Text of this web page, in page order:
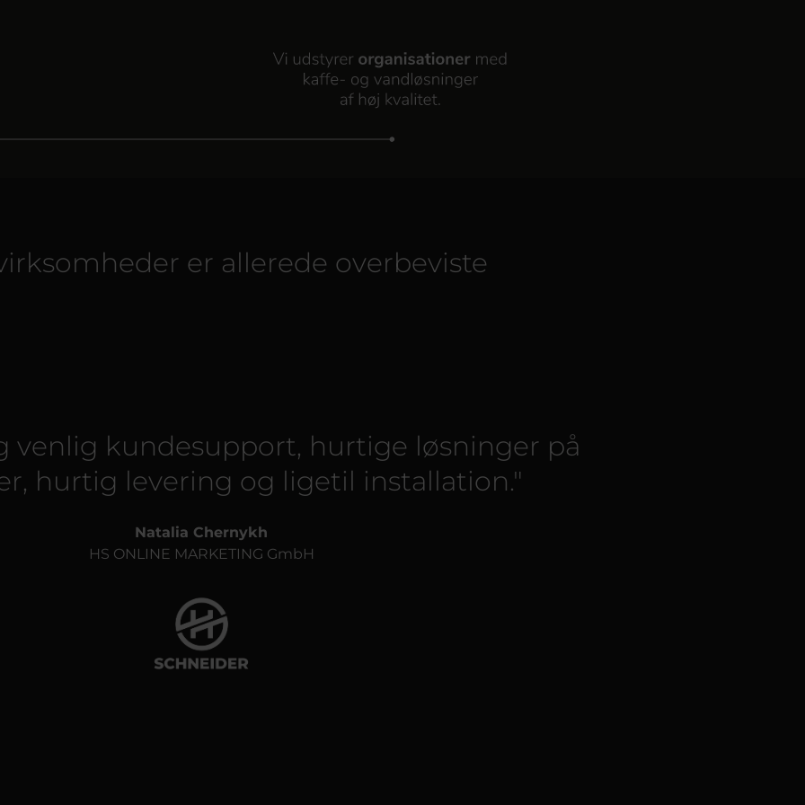
er allerede overbeviste
venlig kundesupport, hurtige løsninger på
hurtig levering og ligetil installation."
Natalia Chernykh
HS ONLINE MARKETING GmbH